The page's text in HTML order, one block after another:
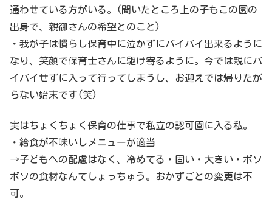
通わせている方がいる。(聞いたところ上の子もこの園の
出身で、親御さんの希望とのこと)
・我が子は慣らし保育中に泣かずにバイバイ出来るように
なり、笑顔で保育士さんに駆け寄るように。今では親にバ
イバイせずに入って行ってしまうし、お迎えでは帰りたが
らない始末です(笑)
実はちょくちょく保育の仕事で私立の認可園に入る私。
・給食が不味いしメニューが適当
→子どもへの配慮はなく、冷めてる・固い・大きい・ボソ
ボソの食材なんてしょっちゅう。おかずごとの変更は不
可。